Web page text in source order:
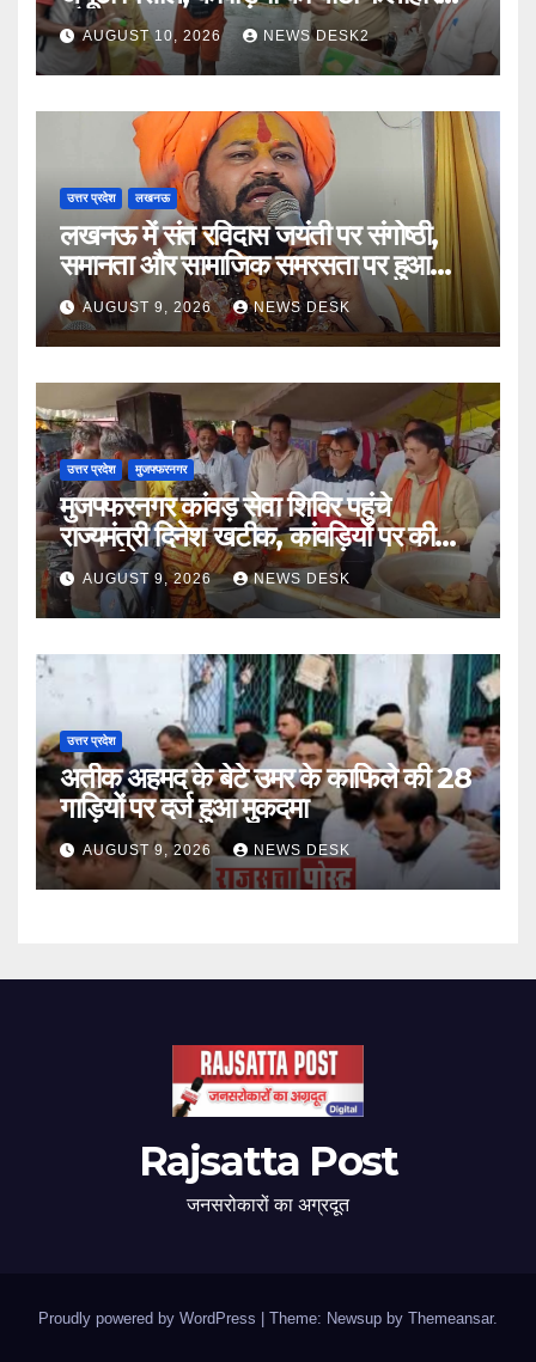
और जल
AUGUST 10, 2026 NEWS DESK2
उत्तर प्रदेश लखनऊ
लखनऊ में संत रविदास जयंती पर संगोष्ठी,
समानता और सामाजिक समरसता पर हुआ
मंथनAUGUST 9, 2026 NEWS DESK
उत्तर प्रदेश मुजफ्फरनगर
मुजफ्फरनगर कांवड़ सेवा शिविर पहुंचे
राज्यमंत्री दिनेश खटीक, कांवड़ियों पर की
पुष्पवर्षा ’
AUGUST 9, 2026 NEWS DESK
उत्तर प्रदेश
अतीक अहमद के बेटे उमर के काफिले की 28
गाड़ियों पर दर्ज हुआ मुकदमा
AUGUST 9, 2026 NEWS DESK
Rajsatta Post
जनसरोकारों का अग्रदूत
Proudly powered by WordPress Theme: Newsup by Themeansar.